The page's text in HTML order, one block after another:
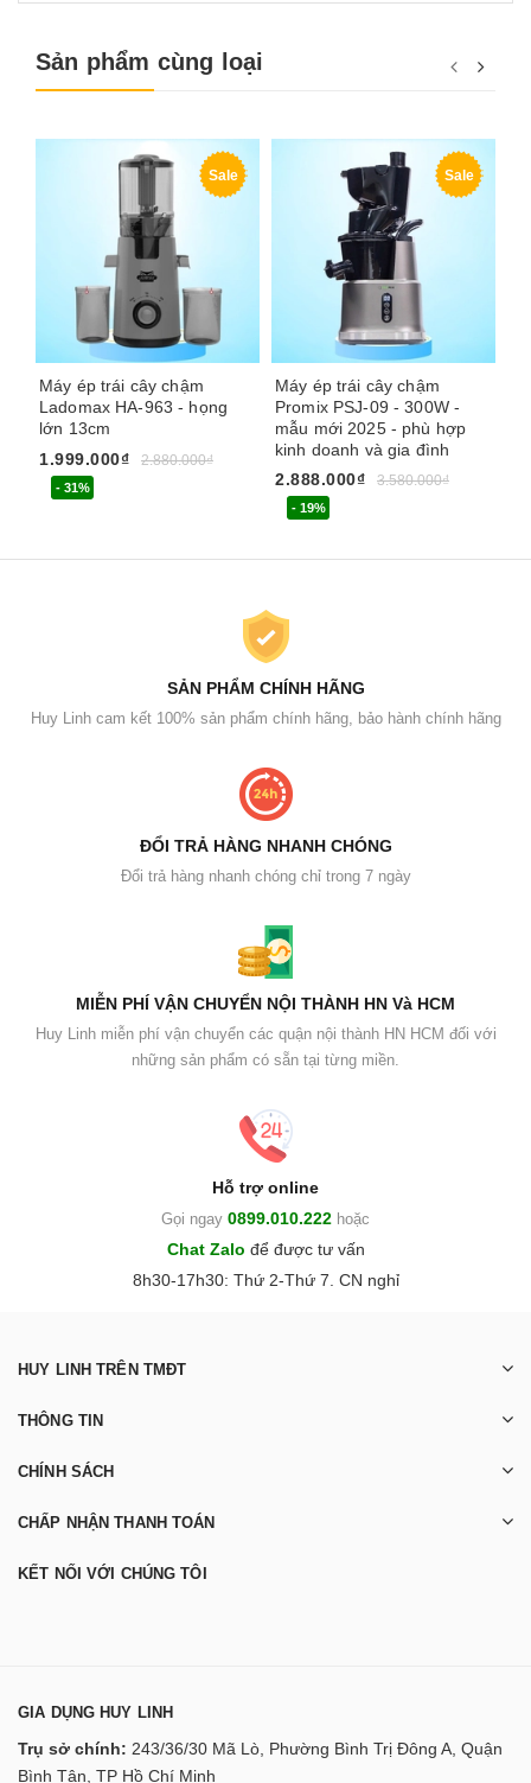
Sản phẩm cùng loại
Sale
Máy ép trái cây chậm
Ladomax HA-963 - họng
lớn 13cm
1.999.000₫
2.880.000₫
- 31%
Sale
Máy ép trái cây chậm
Promix PSJ-09 - 300W -
mẫu mới 2025 - phù hợp
kinh doanh và gia đình
2.888.000₫
3.580.000₫
- 19%
SẢN PHẨM CHÍNH HÃNG
Huy Linh cam kết 100% sản phẩm chính hãng, bảo hành chính hãng
ĐỔI TRẢ HÀNG NHANH CHÓNG
Đổi trả hàng nhanh chóng chỉ trong 7 ngày
MIỄN PHÍ VẬN CHUYỂN NỘI THÀNH HN Và HCM
Huy Linh miễn phí vận chuyển các quận nội thành HN HCM đối với
những sản phẩm có sẵn tại từng miền.
Hỗ trợ online
Gọi ngay 0899.010.222 hoặc
Chat Zalo để được tư vấn
8h30-17h30: Thứ 2-Thứ 7. CN nghỉ
HUY LINH TRÊN TMĐT
THÔNG TIN
CHÍNH SÁCH
CHẤP NHẬN THANH TOÁN
KẾT NỐI VỚI CHÚNG TÔI
GIA DỤNG HUY LINH
Trụ sở chính: 243/36/30 Mã Lò, Phường Bình Trị Đông A, Quận
Bình Tân, TP Hồ Chí Minh